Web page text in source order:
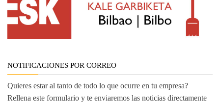
NOTIFICACIONES POR CORREO
Quieres estar al tanto de todo lo que ocurre en tu empresa?
Rellena este formulario y te enviaremos las noticias directamente